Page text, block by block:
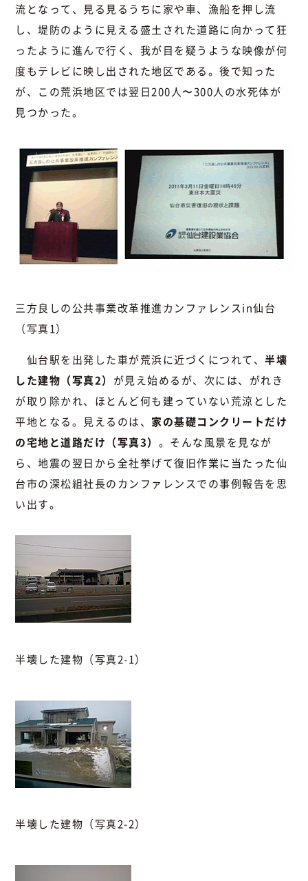
流となって、見る見るうちに家や車、漁船を押し流
し、堤防のように見える盛土された道路に向かって狂
ったように進んで行く、我が目を疑うような映像が何
度もテレビに映し出された地区である。後で知った
が、この荒浜地区では翌日200人〜300人の水死体が
見つかった。
三方良しの公共事業改革推進カンファレンスin仙台
（写真1）
仙台駅を出発した車が荒浜に近づくにつれて、半壊
した建物（写真2） が見え始めるが、次には、がれき
が取り除かれ、ほとんど何も建っていない荒涼とした
平地となる。見えるのは、 家の基礎コンクリートだけ
の宅地と道路だけ（写真3） 。そんな風景を見なが
ら、地震の翌日から全社挙げて復旧作業に当たった仙
台市の深松組社長のカンファレンスでの事例報告を思
い出す。
半壊した建物（写真2-1）
半壊した建物（写真2-2）